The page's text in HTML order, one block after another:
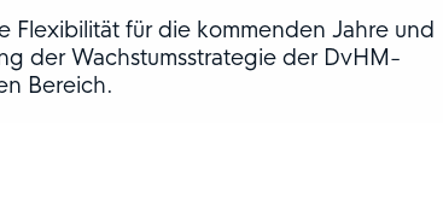
Flexibilität für die kommenden Jahre und
der Wachstumsstrategie der DvHM-
Bereich.